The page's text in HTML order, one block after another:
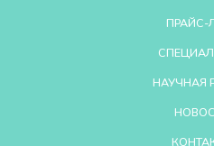
ПРАЙС-
НАУЧНАЯ